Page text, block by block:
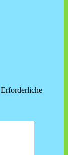
Erforderliche